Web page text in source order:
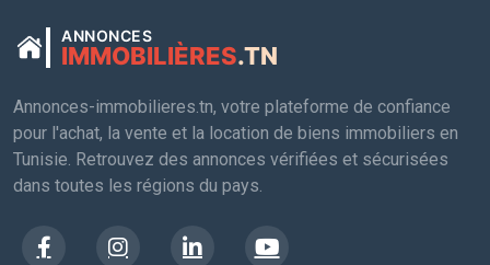
ANNONCES
IMMOBILIÈRES.TN
Annonces-immobilieres.tn, votre plateforme de confiance
pour l'achat, la vente et la location de biens immobiliers en
Tunisie. Retrouvez des annonces vérifiées et sécurisées
dans toutes les régions du pays.